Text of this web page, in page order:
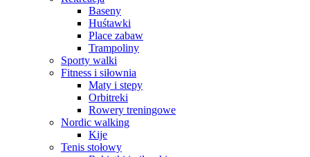
Baseny
Huśtawki
Place zabaw
Trampoliny
Sporty walki
Fitness i siłownia
Maty i stepy
Orbitreki
Rowery treningowe
Nordic walking
Kije
Tenis stołowy